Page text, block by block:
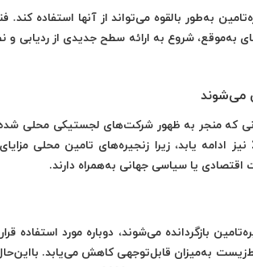
به‌طور بالقوه می‌تواند از آنها استفاده
به‌موقع، شروع به ارائه سطح جدیدی از ردیابی
می‌شوند
که منجر به ظهور شرکت‌های لجستیکی محلی
همچنین انتظار می‌رود این روند در سال 2022 نیز ادامه یابد، زیرا
اقتصادی یا سیاسی جهانی به‌همراه دارند.
بازگردانده می‌شوند، دوباره مورد استفاده
به‌میزان قابل‌توجهی کاهش می‌یابد.